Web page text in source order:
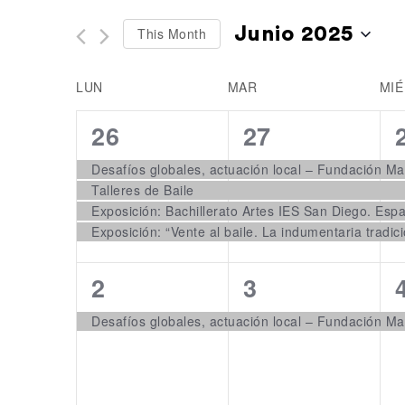
Navigation
Keyword.
the
inputs
will
cause
the
list
events
to
refresh
with
This Month Junio 2025
date.
Calendar
of
Events
LUN MAR MIÉ
4
events,
26
Desafíos globales, actuación local – Fundación
Talleres de Baile
Exposición: Bachillerato Artes IES San Diego.
4
events,
27
1
event,
2
Desafíos globales, actuación local – Fundación
1
event,
3